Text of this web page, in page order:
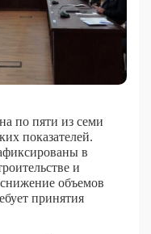
по пяти из семи
показателей.
в
и
снижение объемов
принятия